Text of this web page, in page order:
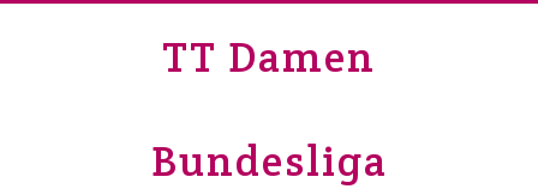
TT Damen
Bundesliga